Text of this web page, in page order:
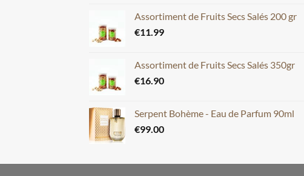
Assortiment de Fruits Secs Salés 200 gr
€11.99
Assortiment de Fruits Secs Salés 350gr
€16.90
Serpent Bohème - Eau de Parfum 90ml
€99.00